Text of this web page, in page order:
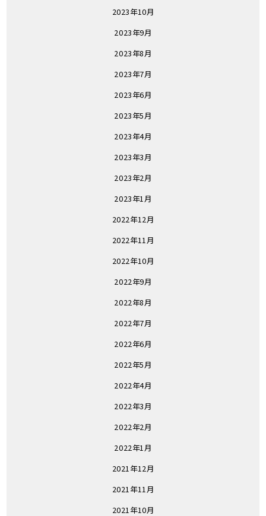
2023年10月
2023年9月
2023年8月
2023年7月
2023年6月
2023年5月
2023年4月
2023年3月
2023年2月
2023年1月
2022年12月
2022年11月
2022年10月
2022年9月
2022年8月
2022年7月
2022年6月
2022年5月
2022年4月
2022年3月
2022年2月
2022年1月
2021年12月
2021年11月
2021年10月